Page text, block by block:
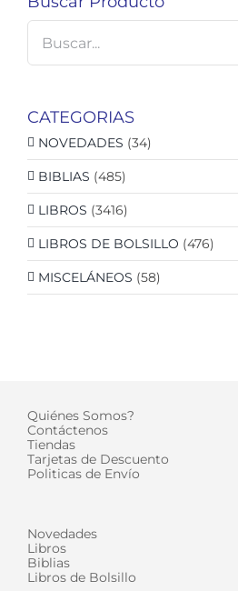
CATEGORIAS
NOVEDADES (34)
BIBLIAS (485)
LIBROS (3416)
LIBROS DE BOLSILLO (476)
MISCELÁNEOS (58)
Quiénes Somos?
Contáctenos
Tiendas
Tarjetas de Descuento
Politicas de Envío
Novedades
Libros
Biblias
Libros de Bolsillo